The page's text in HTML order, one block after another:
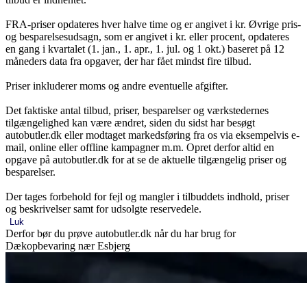
FRA-priser opdateres hver halve time og er angivet i kr. Øvrige pris-
og besparelsesudsagn, som er angivet i kr. eller procent, opdateres
en gang i kvartalet (1. jan., 1. apr., 1. jul. og 1 okt.) baseret på 12
måneders data fra opgaver, der har fået mindst fire tilbud.
Priser inkluderer moms og andre eventuelle afgifter.
Det faktiske antal tilbud, priser, besparelser og værkstedernes
tilgængelighed kan være ændret, siden du sidst har besøgt
autobutler.dk eller modtaget markedsføring fra os via eksempelvis e-
mail, online eller offline kampagner m.m. Opret derfor altid en
opgave på autobutler.dk for at se de aktuelle tilgængelig priser og
besparelser.
Der tages forbehold for fejl og mangler i tilbuddets indhold, priser
og beskrivelser samt for udsolgte reservedele.
Luk
Derfor bør du prøve autobutler.dk når du har brug for
Dækopbevaring nær Esbjerg